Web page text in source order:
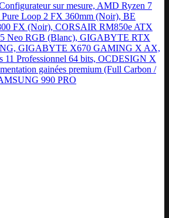
sur mesure, AMD Ryzen 7
Loop 2 FX 360mm (Noir), BE
FX (Noir), CORSAIR RM850e ATX
Neo RGB (Blanc), GIGABYTE RTX
GIGABYTE X670 GAMING X AX,
Professionnel 64 bits, OCDESIGN X
gainées premium (Full Carbon /
990 PRO